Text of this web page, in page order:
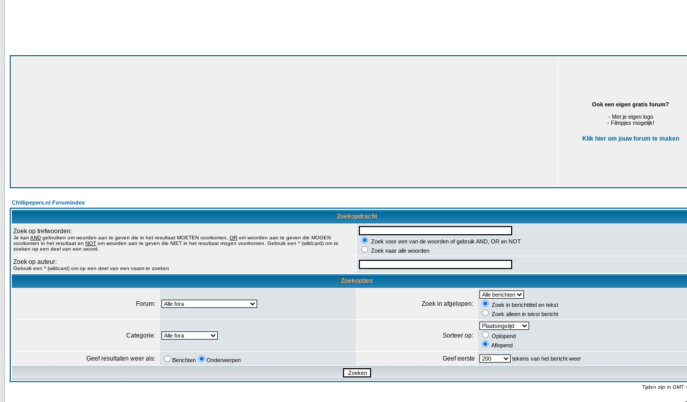
Ook een eigen gratis forum?
- Met je eigen logo
- Filmpjes mogelijk!
Klik hier om jouw forum te maken
Chillipepers.nl Forumindex
Zoekopdracht
Zoek op trefwoorden:
Je kan AND gebruiken om woorden aan te geven die in het resultaat MOETEN voorkomen, OR om woorden aan te geven die MOGEN
voorkomen in het resultaat en NOT om woorden aan te geven die NIET in het resultaat mogen voorkomen. Gebruik een * (wildcard) om te
zoeken op een deel van een woord.
Zoek voor een van de woorden of gebruik AND, OR en NOT
Zoek naar alle woorden
Zoek op auteur:
Gebruik een * (wildcard) om op een deel van een naam te zoeken
Zoekopties
Forum: Zoek in afgelopen:
Zoek in berichttitel en tekst
Zoek alleen in tekst bericht
Categorie: Sorteer op:
Oplopend
Aflopend
Geef resultaten weer als: Berichten Onderwerpen Geef eerste tekens van het bericht weer
Tijden zijn in GMT